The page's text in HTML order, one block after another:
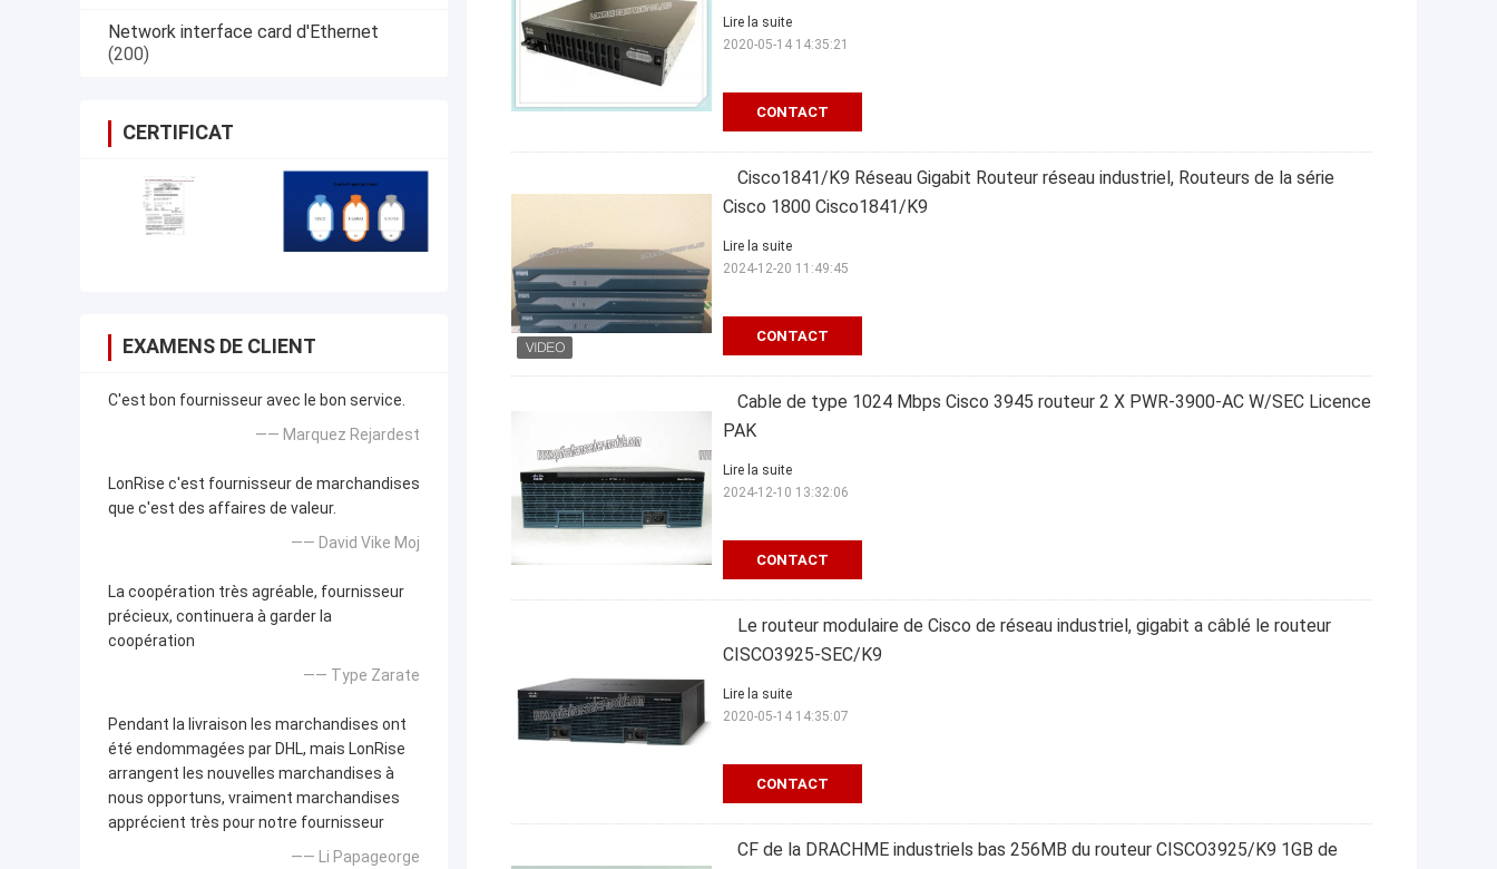
Network interface card d'Ethernet
(200)
CERTIFICAT
EXAMENS DE CLIENT
C'est bon fournisseur avec le bon service.
—— Marquez Rejardest
LonRise c'est fournisseur de marchandises
que c'est des affaires de valeur.
—— David Vike Moj
La coopération très agréable, fournisseur
précieux, continuera à garder la
coopération
—— Type Zarate
Pendant la livraison les marchandises ont
été endommagées par DHL, mais LonRise
arrangent les nouvelles marchandises à
nous opportuns, vraiment marchandises
apprécient très pour notre fournisseur
—— Li Papageorge
CONTACT
Lire la suite
2020-05-14 14:35:21
Cisco1841/K9 Réseau Gigabit Routeur réseau industriel, Routeurs de la série
Cisco 1800 Cisco1841/K9
CONTACT
Lire la suite
2024-12-20 11:49:45
Cable de type 1024 Mbps Cisco 3945 routeur 2 X PWR-3900-AC W/SEC Licence
PAK
CONTACT
Lire la suite
2024-12-10 13:32:06
Le routeur modulaire de Cisco de réseau industriel, gigabit a câblé le routeur
CISCO3925-SEC/K9
CONTACT
Lire la suite
2020-05-14 14:35:07
CF de la DRACHME industriels bas 256MB du routeur CISCO3925/K9 1GB de